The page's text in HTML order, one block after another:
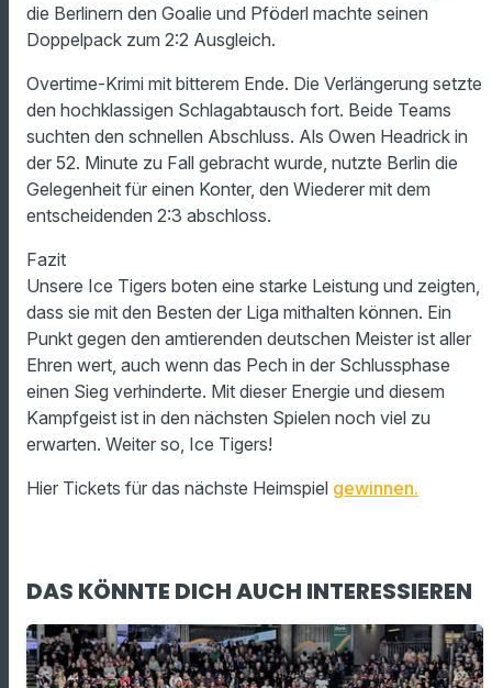
die Berlinern den Goalie und Pföderl machte seinen
Doppelpack zum 2:2 Ausgleich.
Overtime-Krimi mit bitterem Ende. Die Verlängerung setzte
den hochklassigen Schlagabtausch fort. Beide Teams
suchten den schnellen Abschluss. Als Owen Headrick in
der 52. Minute zu Fall gebracht wurde, nutzte Berlin die
Gelegenheit für einen Konter, den Wiederer mit dem
entscheidenden 2:3 abschloss.
Fazit
Unsere Ice Tigers boten eine starke Leistung und zeigten,
dass sie mit den Besten der Liga mithalten können. Ein
Punkt gegen den amtierenden deutschen Meister ist aller
Ehren wert, auch wenn das Pech in der Schlussphase
einen Sieg verhinderte. Mit dieser Energie und diesem
Kampfgeist ist in den nächsten Spielen noch viel zu
erwarten. Weiter so, Ice Tigers!
Hier Tickets für das nächste Heimspiel gewinnen.
DAS KÖNNTE DICH AUCH INTERESSIEREN